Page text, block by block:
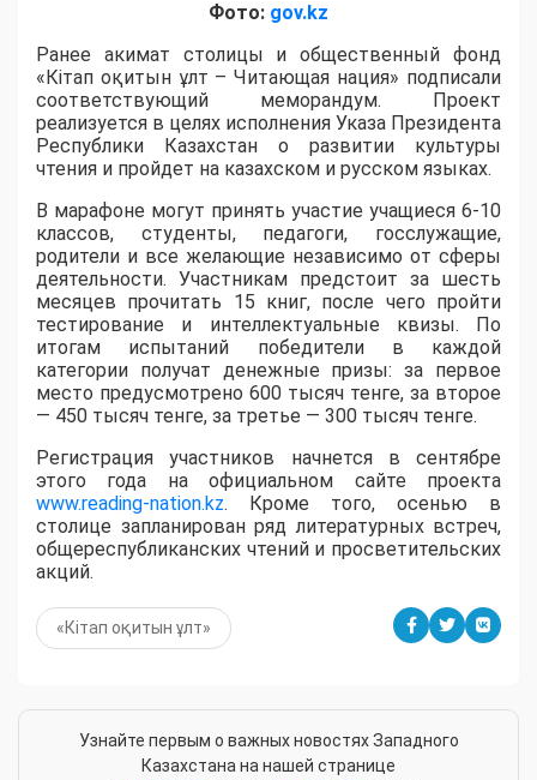
Фото: gov.kz
Ранее акимат столицы и общественный фонд
«Кітап оқитын ұлт – Читающая нация» подписали
соответствующий меморандум. Проект
реализуется в целях исполнения Указа Президента
Республики Казахстан о развитии культуры
чтения и пройдет на казахском и русском языках.
В марафоне могут принять участие учащиеся 6-10
классов, студенты, педагоги, госслужащие,
родители и все желающие независимо от сферы
деятельности. Участникам предстоит за шесть
месяцев прочитать 15 книг, после чего пройти
тестирование и интеллектуальные квизы. По
итогам испытаний победители в каждой
категории получат денежные призы: за первое
место предусмотрено 600 тысяч тенге, за второе
— 450 тысяч тенге, за третье — 300 тысяч тенге.
Регистрация участников начнется в сентябре
этого года на официальном сайте проекта
www.reading-nation.kz. Кроме того, осенью в
столице запланирован ряд литературных встреч,
общереспубликанских чтений и просветительских
акций.
«Кітап оқитын ұлт»
Узнайте первым о важных новостях Западного
Казахстана на нашей странице